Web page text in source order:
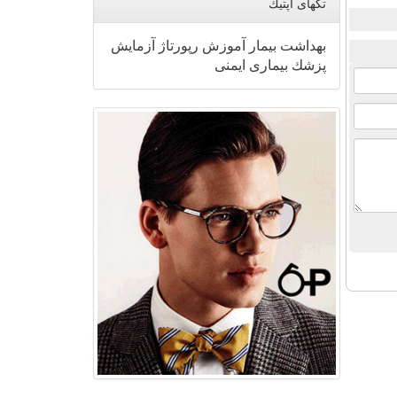
تگهای اپتیك
بهداشت بیمار آموزش رپورتاژ
آزمایش
پزشك بیماری ایمنی